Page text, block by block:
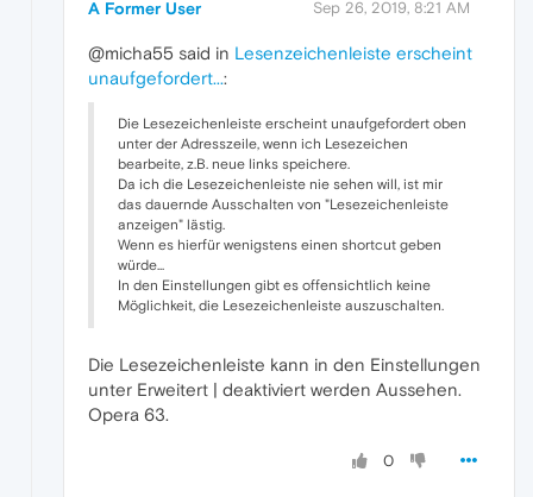
A Former User Sep 26, 2019, 8:21 AM
@micha55 said in Lesenzeichenleiste erscheint
unaufgefordert...:
Die Lesezeichenleiste erscheint unaufgefordert oben
unter der Adresszeile, wenn ich Lesezeichen
bearbeite, z.B. neue links speichere.
Da ich die Lesezeichenleiste nie sehen will, ist mir
das dauernde Ausschalten von "Lesezeichenleiste
anzeigen" lästig.
Wenn es hierfür wenigstens einen shortcut geben
würde...
In den Einstellungen gibt es offensichtlich keine
Möglichkeit, die Lesezeichenleiste auszuschalten.
Die Lesezeichenleiste kann in den Einstellungen
unter Erweitert | deaktiviert werden Aussehen.
Opera 63.
0